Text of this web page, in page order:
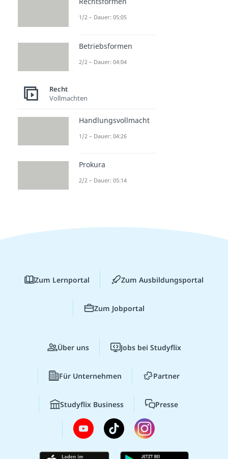
1/2 – Dauer: 05:05
Betriebsformen
2/2 – Dauer: 04:04
Recht
Vollmachten
Handlungsvollmacht
1/2 – Dauer: 04:26
Prokura
2/2 – Dauer: 05:14
Zum Lernportal Zum Ausbildungsportal
Zum Jobportal
Über uns Jobs bei Studyflix
Für Unternehmen Partner
Studyflix Business Presse